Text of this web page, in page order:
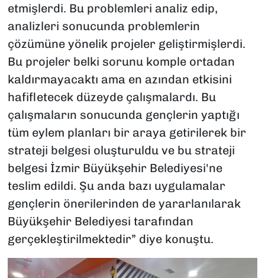
etmişlerdi. Bu problemleri analiz edip,
analizleri sonucunda problemlerin
çözümüne yönelik projeler geliştirmişlerdi.
Bu projeler belki sorunu komple ortadan
kaldırmayacaktı ama en azından etkisini
hafifletecek düzeyde çalışmalardı. Bu
çalışmaların sonucunda gençlerin yaptığı
tüm eylem planları bir araya getirilerek bir
strateji belgesi oluşturuldu ve bu strateji
belgesi İzmir Büyükşehir Belediyesi'ne
teslim edildi. Şu anda bazı uygulamalar
gençlerin önerilerinden de yararlanılarak
Büyükşehir Belediyesi tarafından
gerçekleştirilmektedir” diye konuştu.